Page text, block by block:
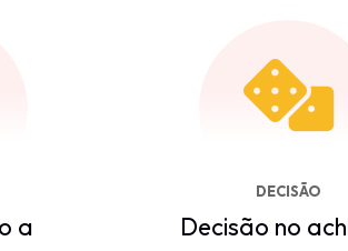
a
DECISÃO
Decisão no